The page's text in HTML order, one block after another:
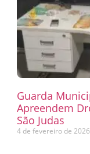
Guarda
Apreendem
São Judas
4 de fevereiro de 2026